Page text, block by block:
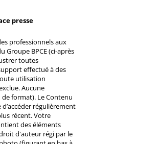
presse
professionnels aux
Groupe BPCE (ci-après
toutes
effectué à des
utilisation
Aucune
format). Le Contenu
régulièrement
récent. Votre
des éléments
d'auteur régi par le